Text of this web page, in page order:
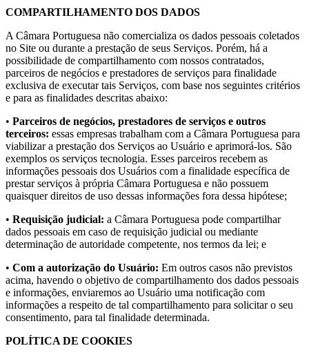
COMPARTILHAMENTO DOS DADOS
A Câmara Portuguesa não comercializa os dados pessoais coletados
no Site ou durante a prestação de seus Serviços. Porém, há a
possibilidade de compartilhamento com nossos contratados,
parceiros de negócios e prestadores de serviços para finalidade
exclusiva de executar tais Serviços, com base nos seguintes critérios
e para as finalidades descritas abaixo:
• Parceiros de negócios, prestadores de serviços e outros
terceiros: essas empresas trabalham com a Câmara Portuguesa para
viabilizar a prestação dos Serviços ao Usuário e aprimorá-los. São
exemplos os serviços tecnologia. Esses parceiros recebem as
informações pessoais dos Usuários com a finalidade específica de
prestar serviços à própria Câmara Portuguesa e não possuem
quaisquer direitos de uso dessas informações fora dessa hipótese;
• Requisição judicial: a Câmara Portuguesa pode compartilhar
dados pessoais em caso de requisição judicial ou mediante
determinação de autoridade competente, nos termos da lei; e
• Com a autorização do Usuário: Em outros casos não previstos
acima, havendo o objetivo de compartilhamento dos dados pessoais
e informações, enviaremos ao Usuário uma notificação com
informações a respeito de tal compartilhamento para solicitar o seu
consentimento, para tal finalidade determinada.
POLÍTICA DE COOKIES